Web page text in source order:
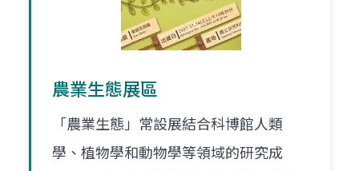
農業生態展區
「農業生態」常設展結合科博館人類
學、植物學和動物學等領域的研究成